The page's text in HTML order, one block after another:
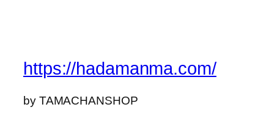
https://hadamanma.com/
by TAMACHANSHOP